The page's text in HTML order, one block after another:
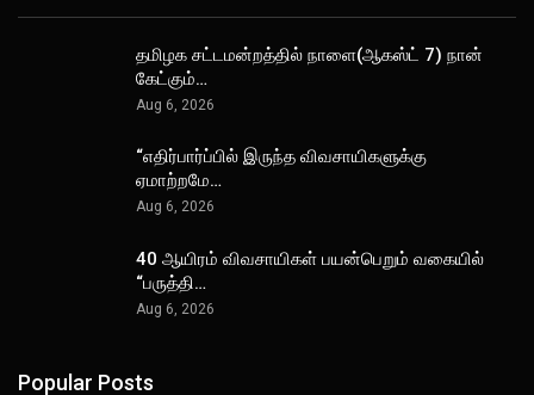
தமிழக சட்டமன்றத்தில் நாளை(ஆகஸ்ட் 7) நான்
கேட்கும்…
Aug 6, 2026
“எதிர்பார்ப்பில் இருந்த விவசாயிகளுக்கு
ஏமாற்றமே…
Aug 6, 2026
40 ஆயிரம் விவசாயிகள் பயன்பெறும் வகையில்
“பருத்தி…
Aug 6, 2026
Popular Posts